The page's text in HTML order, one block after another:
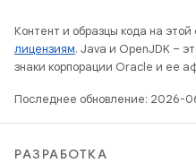
Контент и образцы кода на
лицензиям. Java и OpenJDK –
знаки корпорации Oracle и ее
Последнее обновление: 2026-
РАЗРАБОТКА